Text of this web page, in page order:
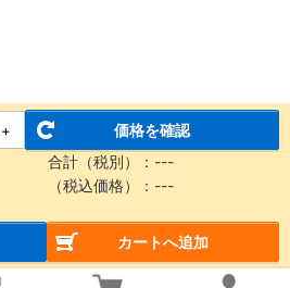
+
価格を確認
合計（税別）： ---
（税込価格）： ---
カートへ追加